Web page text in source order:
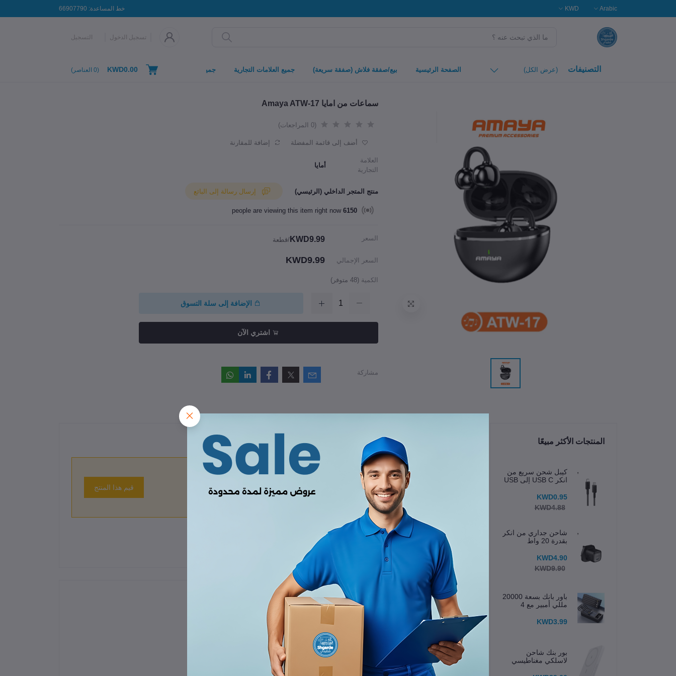
Arabic
KWD خط المساعدة: 66907790
تسجيل الدخول التسجيل
التصنيفات (عرض الكل) الصفحة الرئيسية بيع/صفقة فلاش (صفقة سريعة) جميع العلامات التجارية جميع التصنيفات KWD0.00
(
0 العناصر)
سماعات من امايا Amaya ATW-17
(0 المراجعات)
أضف إلى قائمة المفضلة إضافة للمقارنة
العلامة
التجارية
أمايا
منتج المتجر الداخلي (الرئيسي)
6150
people are viewing this item right now
السعر KWD9.99 /قطعة
السعر الإجمالي KWD9.99
الكمية (
48 متوفر)
الإضافة إلى سلة التسوق
اشتري الآن
مشاركة
المنتجات الأكثر مبيعًا
كيبل شحن سريع من
انكر USB C إلى USB
KWD0.95
KWD4.88
شاحن جداري من انكر
بقدرة 20 واط
KWD4.90
KWD9.90
باور بانك بسعة 20000
مللي أمبير مع 4
عرض
KWD3.99
بور بنك شاحن
لاسلكي مغناطيسي
المراجعات والتقييمات
0.00 من أصل 5.0 قيم هذا المنتج
لا يوجد هناك مراجعات لهذا المنتج حتى الآن.
وصف
الخاصية التفاصيل
اسم المنتج سماعة أمايا الرياضية اللاسلكية (Amaya ATW-17)